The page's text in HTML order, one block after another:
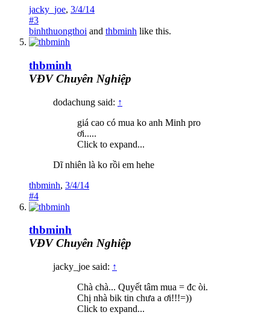
jacky_joe, 3/4/14
#3
binhthuongthoi and thbminh like this.
thbminh
VĐV Chuyên Nghiệp
dodachung said: ↑
giá cao có mua ko anh Minh pro
ơi.....
Click to expand...
Dĩ nhiên là ko rồi em hehe
thbminh, 3/4/14
#4
thbminh
VĐV Chuyên Nghiệp
jacky_joe said: ↑
Chà chà... Quyết tâm mua = đc òi.
Chị nhà bik tin chưa a ơi!!!=))
Click to expand...